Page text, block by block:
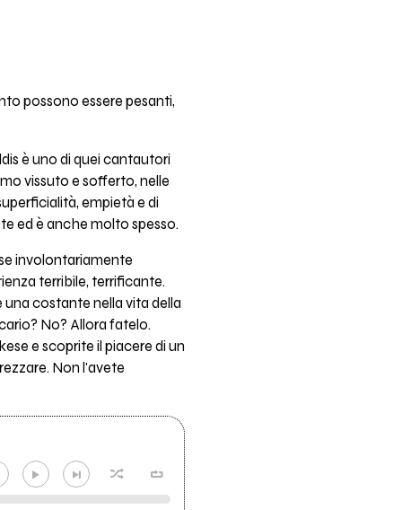
possono essere pesanti,
è uno di quei cantautori
vissuto e sofferto, nelle
empietà e di
ed è anche molto spesso.
involontariamente
terribile, terrificante.
costante nella vita della
No? Allora fatelo.
e scoprite il piacere di un
Non l'avete